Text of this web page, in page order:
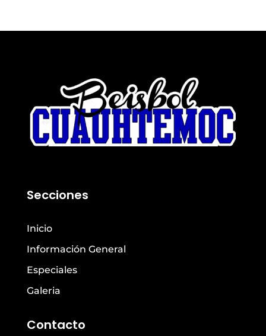
Secciones
Inicio
Información General
Especiales
Galeria
Contacto